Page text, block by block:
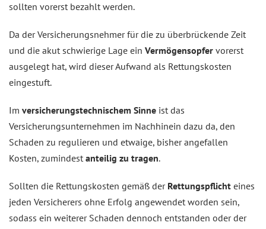
sollten vorerst bezahlt werden.
Da der Versicherungsnehmer für die zu überbrückende Zeit
und die akut schwierige Lage ein Vermögensopfer vorerst
ausgelegt hat, wird dieser Aufwand als Rettungskosten
eingestuft.
Im versicherungstechnischem Sinne ist das
Versicherungsunternehmen im Nachhinein dazu da, den
Schaden zu regulieren und etwaige, bisher angefallen
Kosten, zumindest anteilig zu tragen.
Sollten die Rettungskosten gemäß der Rettungspflicht eines
jeden Versicherers ohne Erfolg angewendet worden sein,
sodass ein weiterer Schaden dennoch entstanden oder der